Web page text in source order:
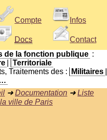
Compte
Docs
Infos
Contact
de la fonction publique :
Territoriale
Traitements des :
Militaires
➜Documentation ➜Liste
ville de Paris